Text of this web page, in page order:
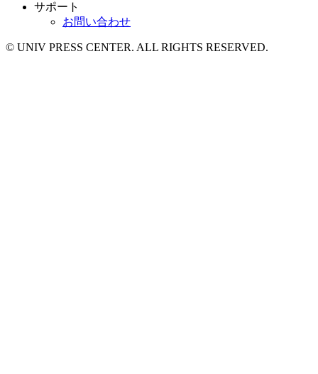
サポート
お問い合わせ
© UNIV PRESS CENTER. ALL RIGHTS RESERVED.